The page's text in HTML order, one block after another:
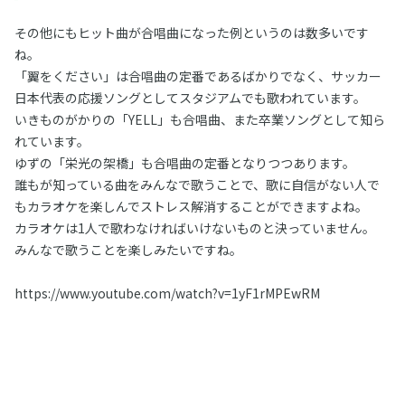
その他にもヒット曲が合唱曲になった例というのは数多いです
ね。
「翼をください」は合唱曲の定番であるばかりでなく、サッカー
日本代表の応援ソングとしてスタジアムでも歌われています。
いきものがかりの「YELL」も合唱曲、また卒業ソングとして知ら
れています。
ゆずの「栄光の架橋」も合唱曲の定番となりつつあります。
誰もが知っている曲をみんなで歌うことで、歌に自信がない人で
もカラオケを楽しんでストレス解消することができますよね。
カラオケは1人で歌わなければいけないものと決っていません。
みんなで歌うことを楽しみたいですね。
https://www.youtube.com/watch?v=1yF1rMPEwRM